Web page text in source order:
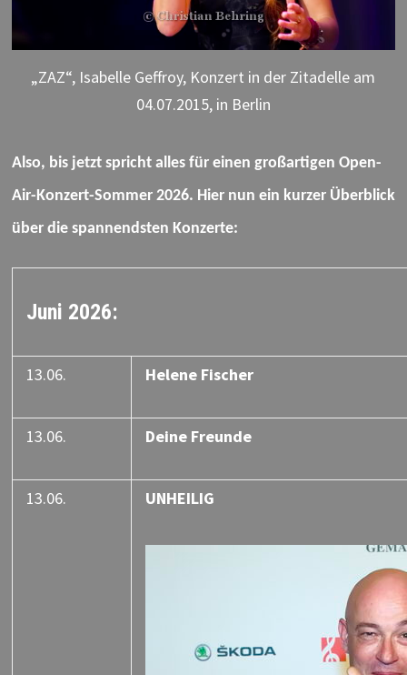
„ZAZ“, Isabelle Geffroy, Konzert in der Zitadelle am
04.07.2015, in Berlin
Also, bis jetzt spricht alles für einen großartigen Open-
Air-Konzert-Sommer 2026. H ier nun ein kurzer Überblick
über die spannendsten Konzerte:
Juni 2026:
13.06. Helene Fischer
13.06. Deine Freunde
13.06. UNHEILIG